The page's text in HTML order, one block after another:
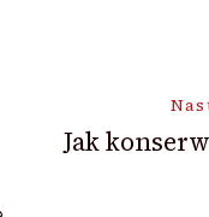
Jak